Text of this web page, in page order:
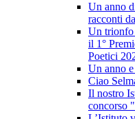
Un anno
racconti
Un trionfo
il 1°
Poetici
Un anno
Ciao
Il nostro
concorso